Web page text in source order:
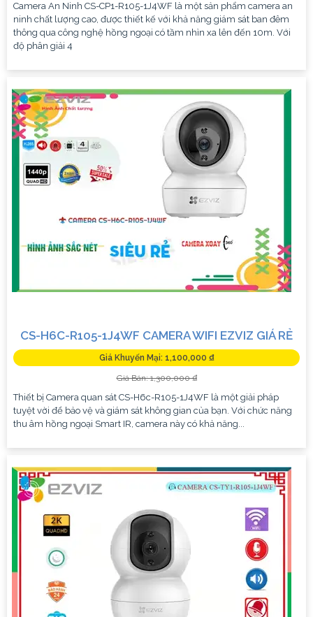
Camera An Ninh CS-CP1-R105-1J4WF là một sản phẩm camera an
ninh chất lượng cao, được thiết kế với khả năng giám sát ban đêm
thông qua công nghệ hồng ngoại có tầm nhìn xa lên đến 10m. Với
độ phân giải 4
CS-H6C-R105-1J4WF CAMERA WIFI EZVIZ GIÁ RẺ
Giá Khuyến Mại: 1,100,000 ₫
Giá Bán: 1,300,000 ₫
Thiết bị Camera quan sát CS-H6c-R105-1J4WF là một giải pháp
tuyệt vời để bảo vệ và giám sát không gian của bạn. Với chức năng
thu âm hồng ngoại Smart IR, camera này có khả năng...